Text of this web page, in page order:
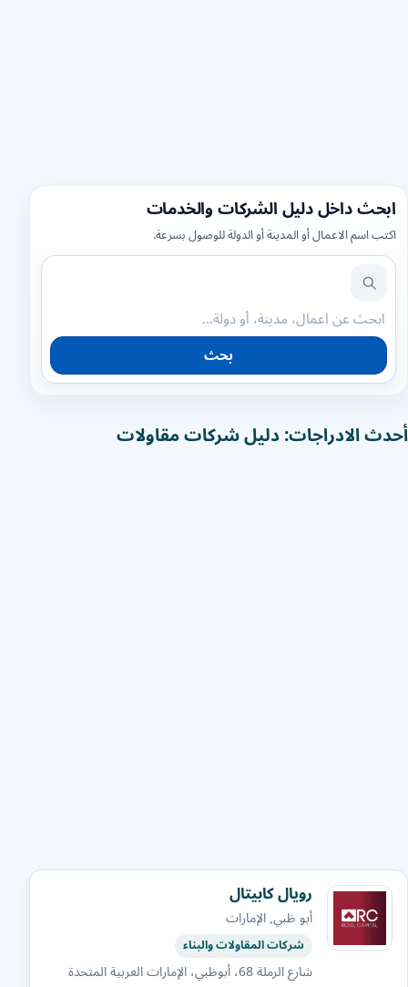
ابحث داخل دليل الشركات والخدمات
اكتب اسم الاعمال أو المدينة أو الدولة للوصول بسرعة.
بحث
أحدث الادراجات: دليل شركات مقاولات
رويال كابيتال
أبو ظبي, الإمارات
شركات المقاولات والبناء
شارع الرملة 68، أبوظبي، الإمارات العربية المتحدة